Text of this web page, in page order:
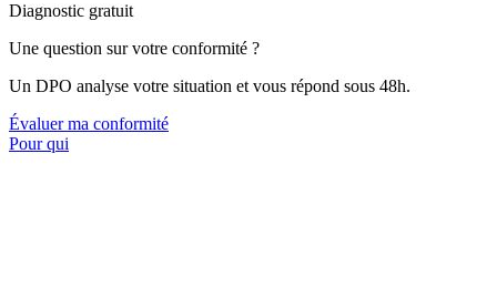
Diagnostic gratuit
Une question sur votre conformité ?
Un DPO analyse votre situation et vous répond sous 48h.
Évaluer ma conformité
Pour qui